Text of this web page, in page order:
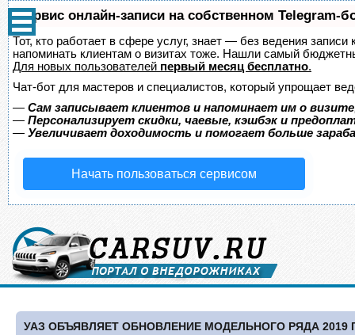
Сервис онлайн-записи на собственном Telegram-
Тот, кто работает в сфере услуг, знает — без ведения
напоминать клиентам о визитах тоже. Нашли самый
Для новых пользователей первый месяц бесплатно.
Чат-бот для мастеров и специалистов, который упрощает
— Сам записывает клиентов и напоминает им о
— Персонализирует скидки, чаевые, кэшбэк и
— Увеличивает доходимость и помогает больше
Начать пользоваться сервисом
УАЗ ОБЪЯВЛЯЕТ ОБНОВЛЕНИЕ МОДЕЛЬНОГО РЯДА 2019